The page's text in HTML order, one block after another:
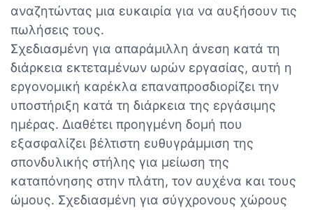
αναζητώντας μια ευκαιρία για να αυξήσουν τις
πωλήσεις τους.
Σχεδιασμένη για απαράμιλλη άνεση κατά τη
διάρκεια εκτεταμένων ωρών εργασίας, αυτή η
εργονομική καρέκλα επαναπροσδιορίζει την
υποστήριξη κατά τη διάρκεια της εργάσιμης
ημέρας. Διαθέτει προηγμένη δομή που
εξασφαλίζει βέλτιστη ευθυγράμμιση της
σπονδυλικής στήλης για μείωση της
καταπόνησης στην πλάτη, τον αυχένα και τους
ώμους. Σχεδιασμένη για σύγχρονους χώρους